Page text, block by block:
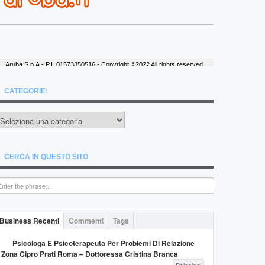
CATEGORIE:
CERCA IN QUESTO SITO
Business Recenti Commenti Tags
Psicologa E Psicoterapeuta Per Problemi Di Relazione
Zona Cipro Prati Roma – Dottoressa Cristina Branca